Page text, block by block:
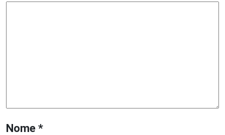
Nome *